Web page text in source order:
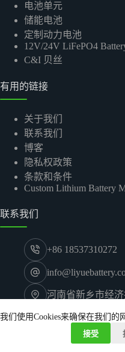
我们使用Cookies来确保在我们的
接受
电池单元
储能电池
定制动力电池
12V/24V LiFePO4
C&I 贝丝
有用的链接
关于我们
联系我们
博客
隐私权政策
条款和条件
Custom Lithium Battery
联系我们
+86 18537310272
河南省新乡市经
© 2026 河南礼